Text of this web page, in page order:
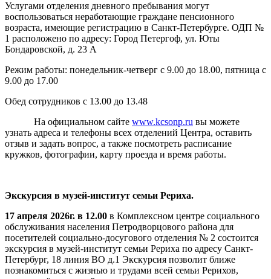
Услугами отделения дневного пребывания могут
воспользоваться неработающие граждане пенсионного
возраста, имеющие регистрацию в Санкт-Петербурге. ОДП №
1 расположено по адресу: Город Петергоф, ул. Юты
Бондаровской, д. 23 А
Режим работы: понедельник-четверг с 9.00 до 18.00, пятница с
9.00 до 17.00
Обед сотрудников с 13.00 до 13.48
На официальном сайте www.kcsonp.ru вы можете
узнать адреса и телефоны всех отделений Центра, оставить
отзыв и задать вопрос, а также посмотреть расписание
кружков, фотографии, карту проезда и время работы.
Экскурсия в музей-институт семьи Рериха.
17 апреля 2026г. в 12.00 в Комплексном центре социального
обслуживания населения Петродворцового района для
посетителей социально-досугового отделения № 2 состоится
экскурсия в музей-институт семьи Рериха по адресу Санкт-
Петербург, 18 линия ВО д.1 Экскурсия позволит ближе
познакомиться с жизнью и трудами всей семьи Рерихов,